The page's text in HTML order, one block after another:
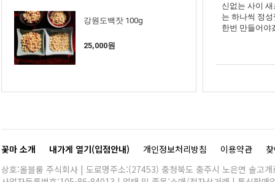
강원도백잣 100g
25,000원
신없는 사이
는 하나씩 정
한번 만들어야
꽃마 소개 내가게 열기(입점안내) 개인정보처리방침 이용약관
상호:올블룸 주식회사 | 도로명주소:(27453) 충청북도 충주시 노은면 솔고